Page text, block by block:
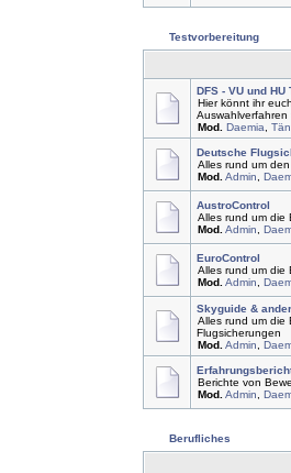
Testvorbereitung
DFS - VU und HU
Hier könnt ihr
Auswahlverfahren
Mod. Daemia
Deutsche
Alles rund um
Mod. Admin
AustroControl
Alles rund um die
Mod. Admin
EuroControl
Alles rund um die
Mod. Admin
Skyguide &
Alles rund um die
Flugsicherungen
Mod. Admin
Berichte von
Mod. Admin
Berufliches